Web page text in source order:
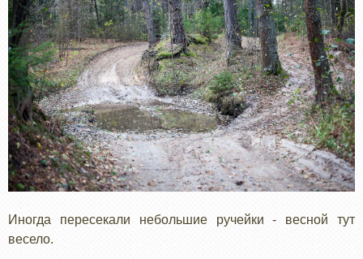
Иногда пересекали небольшие ручейки - весной тут
весело.